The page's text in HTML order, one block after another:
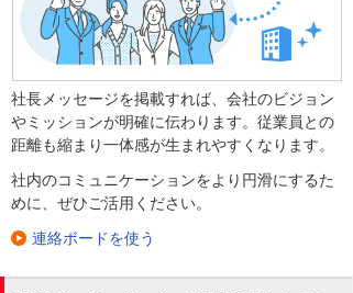
社長メッセージを掲載すれば、会社のビジョン
やミッションが明確に伝わります。従業員との
距離も縮まり一体感が生まれやすくなります。
社内のコミュニケーションをより円滑にするた
めに、ぜひご活用ください。
連絡ボードを使う